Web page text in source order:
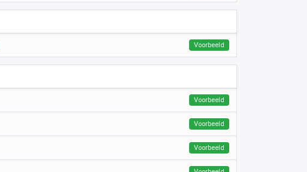
Voorbeeld
Voorbeeld
Voorbeeld
Voorbeeld